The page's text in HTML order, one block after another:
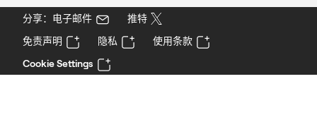
分享：电子邮件
推特
免责声明
隐私
使用条款
Cookie Settings